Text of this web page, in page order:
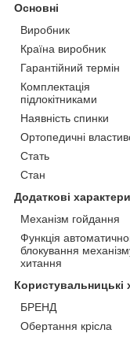
Основні
Виробник
Країна виробник
Гарантійний термін
Комплектація
підлокітниками
Наявність спинки
Ортопедичні
Стать
Стан
Додаткові
Механізм гойдання
Функція
блокування
хитання
Користувальницькі
БРЕНД
Обертання крісла